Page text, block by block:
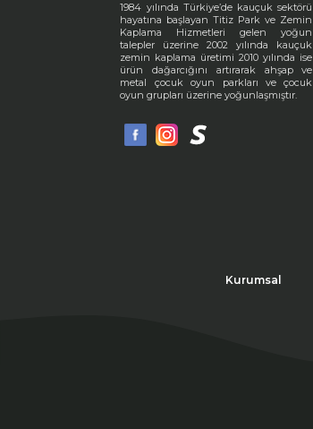
1984 yılında Türkiye’de kauçuk sektörü
hayatına başlayan Titiz Park ve Zemin
Kaplama Hizmetleri gelen yoğun
talepler üzerine 2002 yılında kauçuk
zemin kaplama üretimi 2010 yılında ise
ürün dağarcığını artırarak ahşap ve
metal çocuk oyun parkları ve çocuk
oyun grupları üzerine yoğunlaşmıştır.
Kurumsal